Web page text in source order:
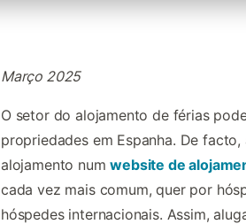
Março 2025
O setor do alojamento de férias
propriedades em Espanha. De
alojamento num website de
cada vez mais comum, quer por
hóspedes internacionais. Assim,